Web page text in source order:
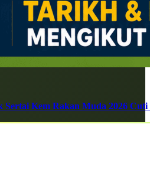
Sertai Kem Rakan Muda 2026